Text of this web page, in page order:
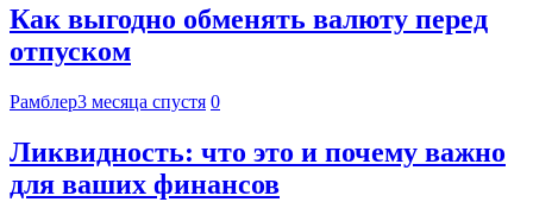
Как выгодно обменять валюту перед
отпуском
Рамблер3 месяца спустя 0
Ликвидность: что это и почему важно
для ваших финансов